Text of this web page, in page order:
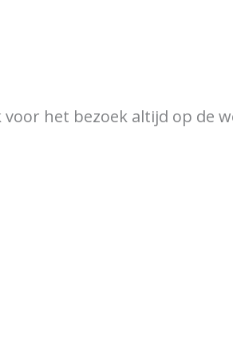
het bezoek altijd op de